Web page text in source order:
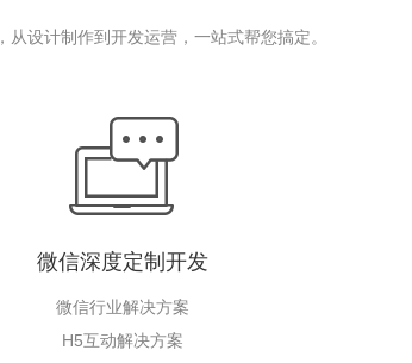
设计制作到开发运营，一站式帮您搞定。
微信深度定制开发
微信行业解决方案
H5互动解决方案